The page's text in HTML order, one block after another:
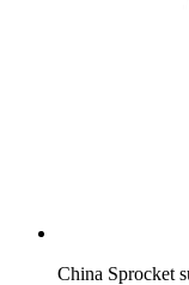
China Sprocket